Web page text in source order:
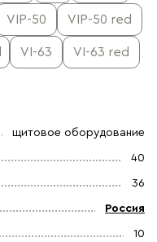
VIP-50 VIP-50 red
VI-63 VI-63 red
щитовое оборудование
40
36
Россия
10